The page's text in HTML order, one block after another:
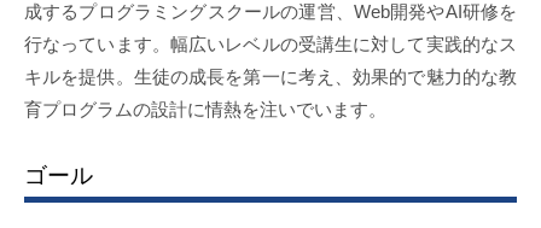
成するプログラミングスクールの運営、Web開発やAI研修を
行なっています。幅広いレベルの受講生に対して実践的なス
キルを提供。生徒の成長を第一に考え、効果的で魅力的な教
育プログラムの設計に情熱を注いでいます。
ゴール